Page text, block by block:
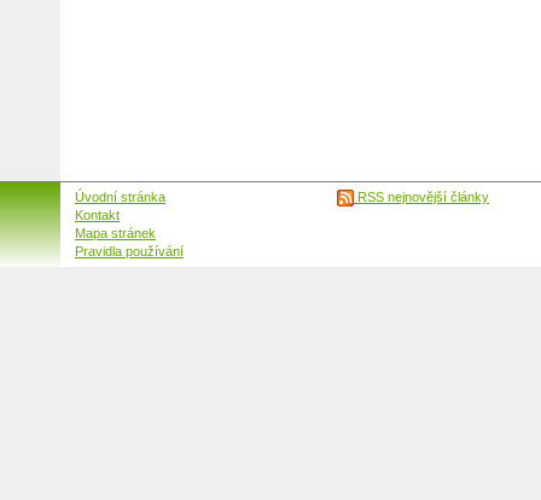
Úvodní stránka
Kontakt
Mapa stránek
Pravidla používání
RSS nejnovější články